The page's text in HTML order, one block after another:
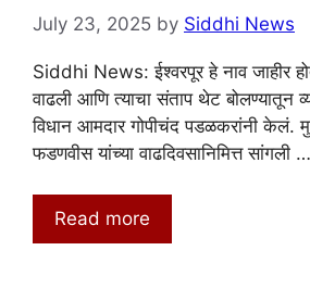
July 23, 2025 by Siddhi News
Siddhi News: ईश्वरपूर हे नाव जाहीर
वाढली आणि त्याचा संताप थेट
विधान आमदार गोपीचंद पडळकरांनी केलं.
फडणवीस यांच्या वाढदिवसानिमित्त सांगली …
Read more